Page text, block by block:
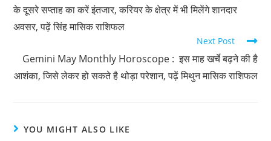
के दूसरे सप्ताह का करें इंतजार, करियर के क्षेत्र में भी मिलेंगे शानदार
अवसर, पढ़ें सिंह मासिक राशिफल
Next Post
Gemini May Monthly Horoscope : इस माह खर्चे बढ़ने की है
आशंका, जिसे लेकर हो सकते है थोड़ा परेशान, पढ़ें मिथुन मासिक राशिफल
YOU MIGHT ALSO LIKE